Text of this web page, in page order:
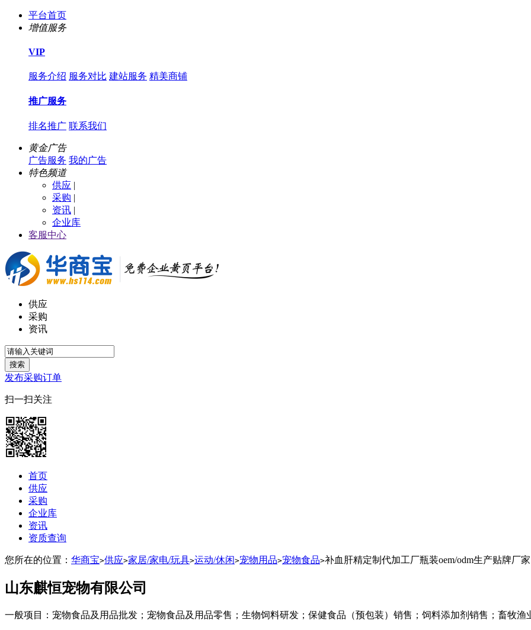
平台首页
增值服务
VIP
服务介绍 服务对比 建站服务 精美商铺
推广服务
排名推广 联系我们
黄金广告
广告服务 我的广告
特色频道
供应 |
采购 |
资讯 |
企业库
客服中心
供应
采购
资讯
搜索
发布采购订单
扫一扫关注
首页
供应
采购
企业库
资讯
资质查询
您所在的位置： 华商宝>供应>家居/家电/玩具>运动/休闲>宠物用品>宠物食品>补血肝精定制代加工厂瓶装oem/odm生产贴牌厂家
山东麒恒宠物有限公司
一般项目：宠物食品及用品批发；宠物食品及用品零售；生物饲料研发；保健食品（预包装）销售；饲料添加剂销售；畜牧